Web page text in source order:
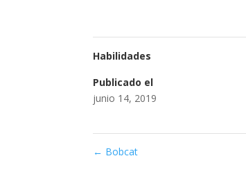
Habilidades
Publicado el
junio 14, 2019
← Bobcat